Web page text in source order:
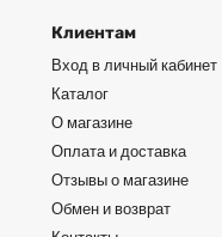
Клиентам
Вход в личный кабинет
Каталог
О магазине
Оплата и доставка
Отзывы о магазине
Обмен и возврат